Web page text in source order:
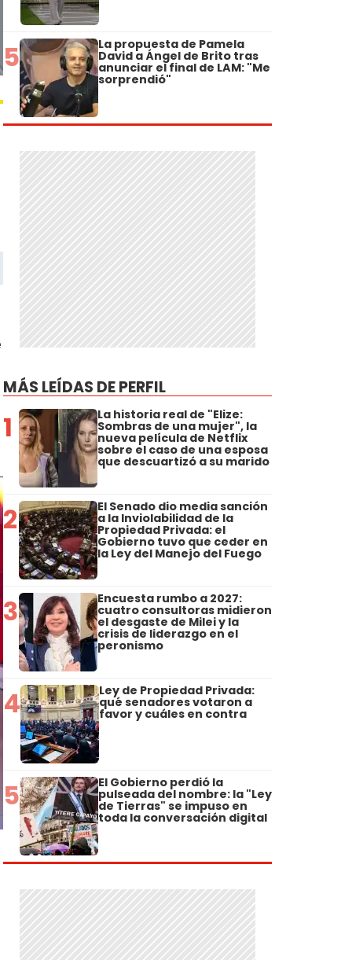
5 La propuesta de Pamela
David a Ángel de Brito tras
anunciar el final de LAM: "Me
sorprendió"
MÁS LEÍDAS DE PERFIL
1 La historia real de "Elize:
Sombras de una mujer", la
nueva película de Netflix
sobre el caso de una esposa
que descuartizó a su marido
2 El Senado dio media sanción
a la Inviolabilidad de la
Propiedad Privada: el
Gobierno tuvo que ceder en
la Ley del Manejo del Fuego
3 Encuesta rumbo a 2027:
cuatro consultoras midieron
el desgaste de Milei y la
crisis de liderazgo en el
peronismo
4 Ley de Propiedad Privada:
qué senadores votaron a
favor y cuáles en contra
5 El Gobierno perdió la
pulseada del nombre: la "Ley
de Tierras" se impuso en
toda la conversación digital